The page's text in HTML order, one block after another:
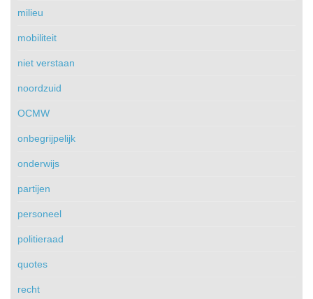
milieu
mobiliteit
niet verstaan
noordzuid
OCMW
onbegrijpelijk
onderwijs
partijen
personeel
politieraad
quotes
recht